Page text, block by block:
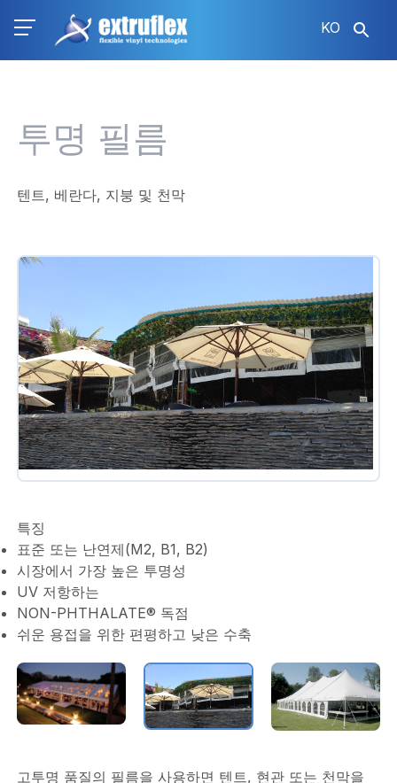
KO
투명 필름
텐트, 베란다, 지붕 및 천막
특징
표준 또는 난연제(M2, B1, B2)
시장에서 가장 높은 투명성
UV 저항하는
NON-PHTHALATE® 독점
쉬운 용접을 위한 편평하고 낮은 수축
고투명 품질의 ​​필름을 사용하면 텐트, 현관 또는 천막을